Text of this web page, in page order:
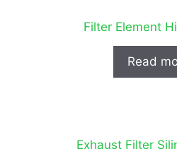
Filter Element
Read
Exhaust Filter